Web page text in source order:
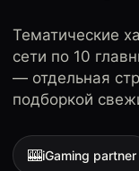
Тематические
сети по 10
— отдельная
подборкой
🎰iGaming partner